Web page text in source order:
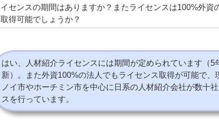
イセンスの期間はありますか？またライセンスは100%外資
取得可能でしょうか？
はい、人材紹介ライセンスには期間が定められています（5
新）。また外資100%の法人でもライセンス取得が可能で、
ノイ市やホーチミン市を中心に日系の人材紹介会社が数十
スを行っています。